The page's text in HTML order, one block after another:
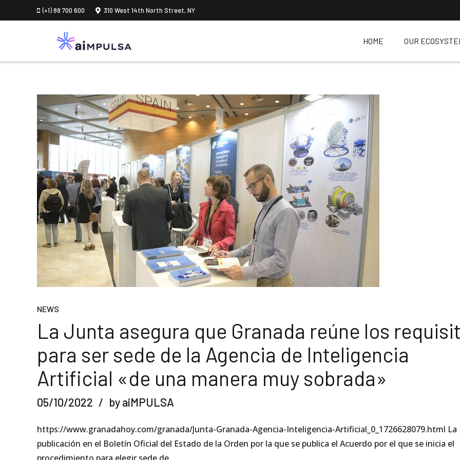
(+1) 88 700 600 310 West 14th North Street, NY
HOME OUR
NEWS
La Junta asegura que Granada reúne los
para ser sede de la Agencia de Inteligencia
Artificial «de una manera muy sobrada»
05/10/2022 by aiMPULSA
https://www.granadahoy.com/granada/Junta-Granada-Agencia-Inteligencia-Artificial_0_1726628079.html La
publicación en el Boletín Oficial del Estado de la Orden por la que se publica el Acuerdo por el que se inicia el